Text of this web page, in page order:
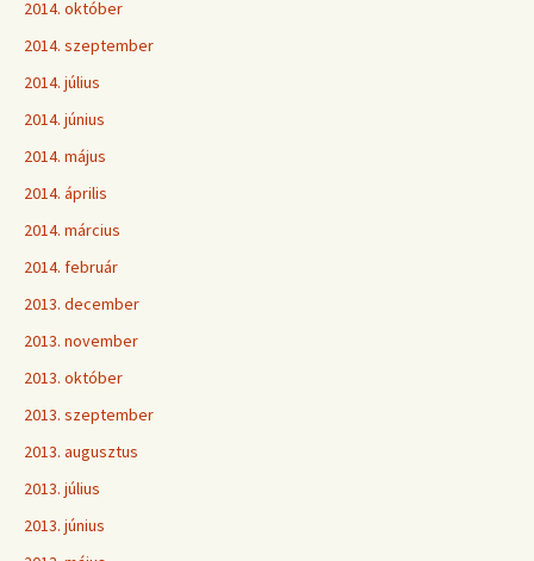
2014. október
2014. szeptember
2014. július
2014. június
2014. május
2014. április
2014. március
2014. február
2013. december
2013. november
2013. október
2013. szeptember
2013. augusztus
2013. július
2013. június